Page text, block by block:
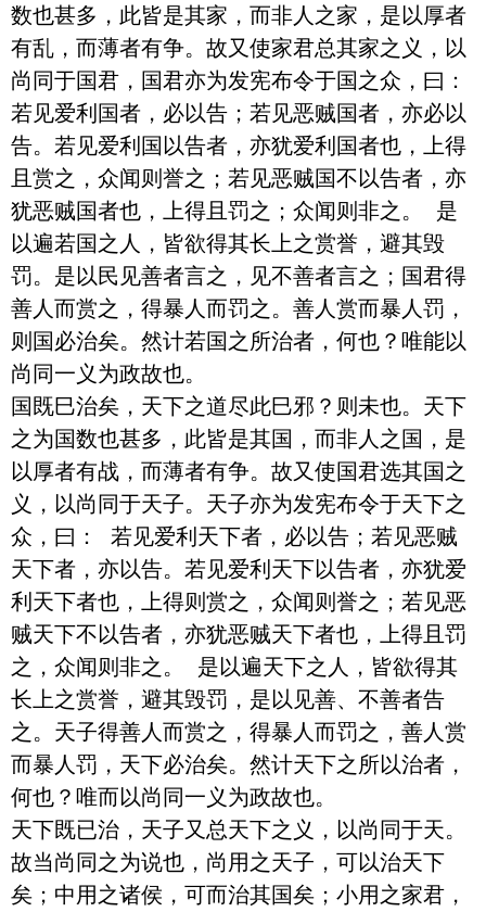
数也甚多，此皆是其家，而非人之家，是以厚者
有乱，而薄者有争。故又使家君总其家之义，以
尚同于国君，国君亦为发宪布令于国之众，曰：
若见爱利国者，必以告；若见恶贼国者，亦必以
告。若见爱利国以告者，亦犹爱利国者也，上得
且赏之，众闻则誉之；若见恶贼国不以告者，亦
犹恶贼国者也，上得且罚之；众闻则非之。 是
以遍若国之人，皆欲得其长上之赏誉，避其毁
罚。是以民见善者言之，见不善者言之；国君得
善人而赏之，得暴人而罚之。善人赏而暴人罚，
则国必治矣。然计若国之所治者，何也？唯能以
尚同一义为政故也。
国既巳治矣，天下之道尽此巳邪？则未也。天下
之为国数也甚多，此皆是其国，而非人之国，是
以厚者有战，而薄者有争。故又使国君选其国之
义，以尚同于天子。天子亦为发宪布令于天下之
众，曰： 若见爱利天下者，必以告；若见恶贼
天下者，亦以告。若见爱利天下以告者，亦犹爱
利天下者也，上得则赏之，众闻则誉之；若见恶
贼天下不以告者，亦犹恶贼天下者也，上得且罚
之，众闻则非之。 是以遍天下之人，皆欲得其
长上之赏誉，避其毁罚，是以见善、不善者告
之。天子得善人而赏之，得暴人而罚之，善人赏
而暴人罚，天下必治矣。然计天下之所以治者，
何也？唯而以尚同一义为政故也。
天下既已治，天子又总天下之义，以尚同于天。
故当尚同之为说也，尚用之天子，可以治天下
矣；中用之诸侯，可而治其国矣；小用之家君，